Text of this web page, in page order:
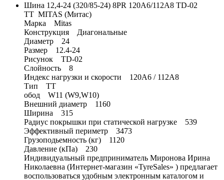
Шина 12,4-24 (320/85-24) 8PR 120A6/112A8 TD-02
TT MITAS (Митас)
Марка Mitas
Конструкция Диагональные
Диаметр 24
Размер 12.4-24
Рисунок TD-02
Слойность 8
Индекс нагрузки и скорости 120A6 / 112A8
Тип TT
обод W11 (W9,W10)
Внешний диаметр 1160
Ширина 315
Радиус покрышки при статической нагрузке 539
Эффективный периметр 3473
Грузоподьемность (кг) 1120
Давление (кПа) 230
Индивидуальный предприниматель Миронова Ирина
Николаевна (Интернет-магазин «TyreSales» ) предлагает
воспользоваться удобным электронным каталогом и